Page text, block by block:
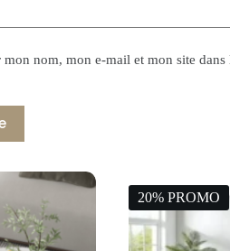
mon nom, mon e-mail et mon site
20% PROMO